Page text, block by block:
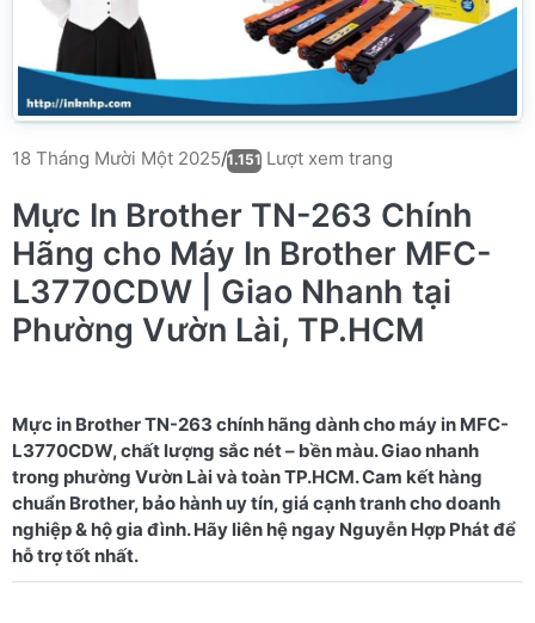
18 Tháng Mười Một 2025/1.151 Lượt xem trang
Mực In Brother TN-263 Chính
Hãng cho Máy In Brother MFC-
L3770CDW | Giao Nhanh tại
Phường Vườn Lài, TP.HCM
Mực in Brother TN-263 chính hãng dành cho máy in MFC-
L3770CDW, chất lượng sắc nét – bền màu. Giao nhanh
trong phường Vườn Lài và toàn TP.HCM. Cam kết hàng
chuẩn Brother, bảo hành uy tín, giá cạnh tranh cho doanh
nghiệp & hộ gia đình. Hãy liên hệ ngay Nguyễn Hợp Phát để